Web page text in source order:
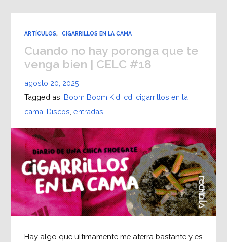
ARTÍCULOS, CIGARRILLOS EN LA CAMA
Cuando no hay poronga que te
venga bien | CELC #18
agosto 20, 2025
Tagged as: Boom Boom Kid cd cigarrillos en la
cama Discos entradas
Hay algo que últimamente me aterra bastante y es